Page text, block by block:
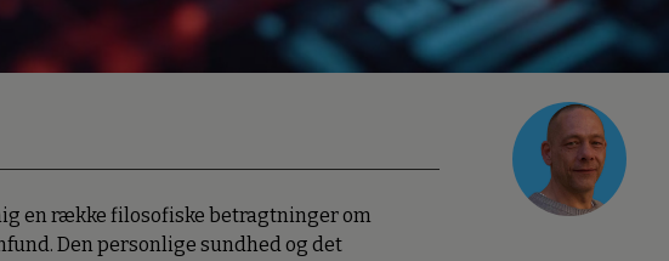
en række filosofiske betragtninger om
Den personlige sundhed og det